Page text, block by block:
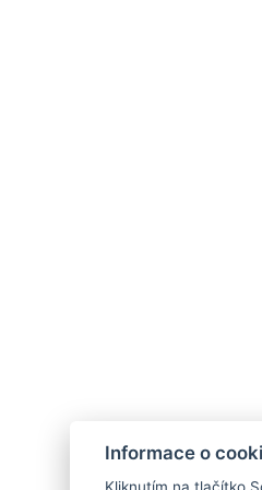
Informace o